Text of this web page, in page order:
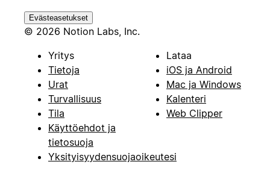
Evästeasetukset
© 2026 Notion Labs, Inc.
Yritys
Tietoja
Urat
Turvallisuus
Tila
Käyttöehdot ja
tietosuoja
Yksityisyydensuojaoikeutesi
Lataa
iOS ja Android
Mac ja Windows
Kalenteri
Web Clipper